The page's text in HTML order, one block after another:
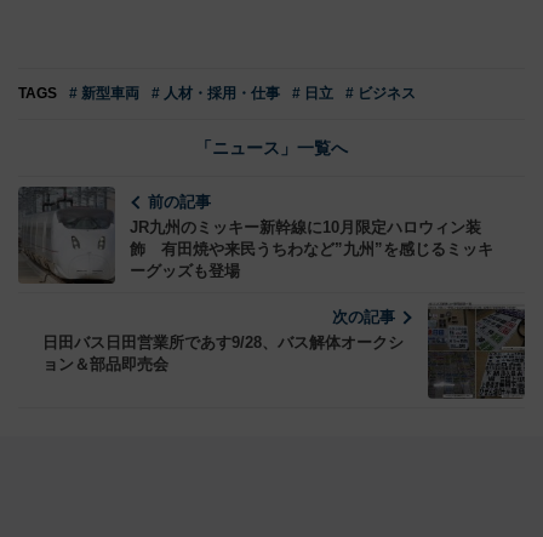
TAGS # 新型車両 # 人材・採用・仕事 # 日立 # ビジネス
「ニュース」一覧へ
前の記事
JR九州のミッキー新幹線に10月限定ハロウィン装
飾 有田焼や来民うちわなど”九州”を感じるミッキ
ーグッズも登場
次の記事
日田バス日田営業所であす9/28、バス解体オークシ
ョン＆部品即売会